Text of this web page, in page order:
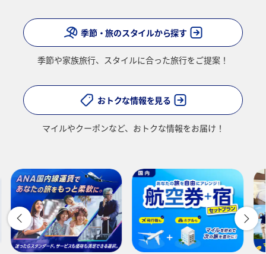
季節・旅のスタイルから探す
季節や家族旅行、 スタイルに合った旅行をご提案！
おトクな情報を見る
マイルやクーポンなど、 おトクな情報をお届け！